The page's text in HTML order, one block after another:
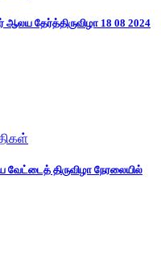
ஆலய தேர்த்திருவிழா 18 08 2024
வேட்டைத் திருவிழா நேரலையில்